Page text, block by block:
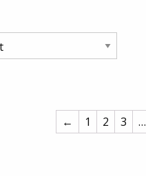
← 1 2 3 …